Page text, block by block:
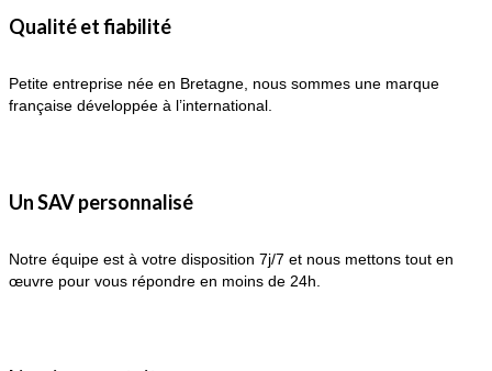
Qualité et fiabilité
Petite entreprise née en Bretagne, nous sommes une marque
française développée à l’international.
Un SAV personnalisé
Notre équipe est à votre disposition 7j/7 et nous mettons tout en
œuvre pour vous répondre en moins de 24h.